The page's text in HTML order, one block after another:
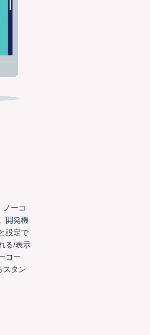
ーコ
開発機
設定で
る/表示
コー
スタン